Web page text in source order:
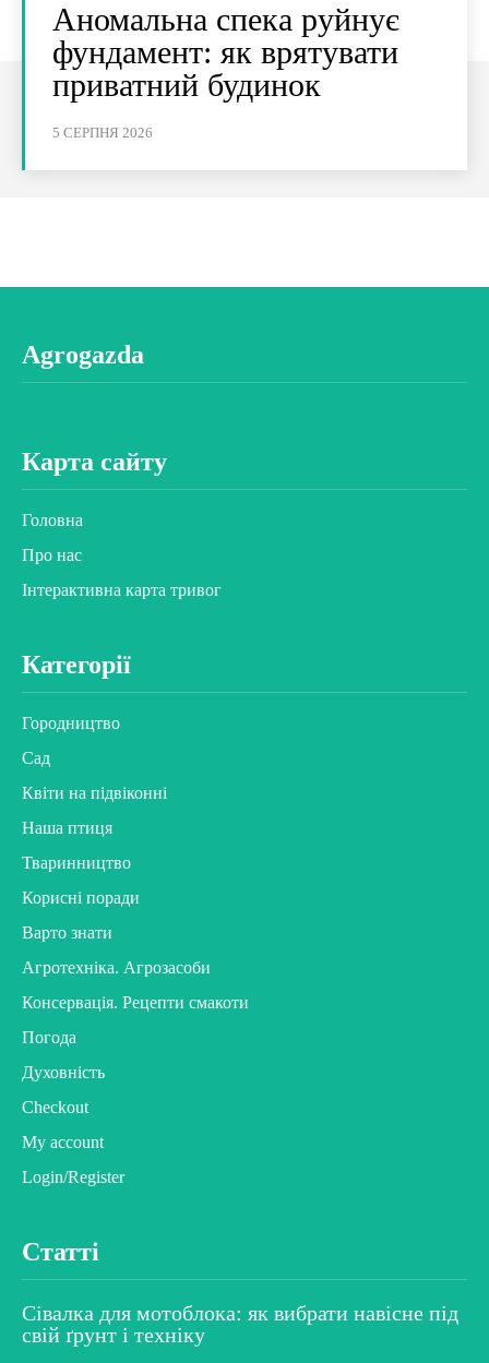
Аномальна спека руйнує
фундамент: як врятувати
приватний будинок
5 СЕРПНЯ 2026
Agrogazda
Карта сайту
Головна
Про нас
Інтерактивна карта тривог
Категорії
Городництво
Сад
Квіти на підвіконні
Наша птиця
Тваринництво
Корисні поради
Варто знати
Агротехніка. Агрозасоби
Консервація. Рецепти смакоти
Погода
Духовність
Checkout
My account
Login/Register
Статті
Сівалка для мотоблока: як вибрати навісне під
свій ґрунт і техніку